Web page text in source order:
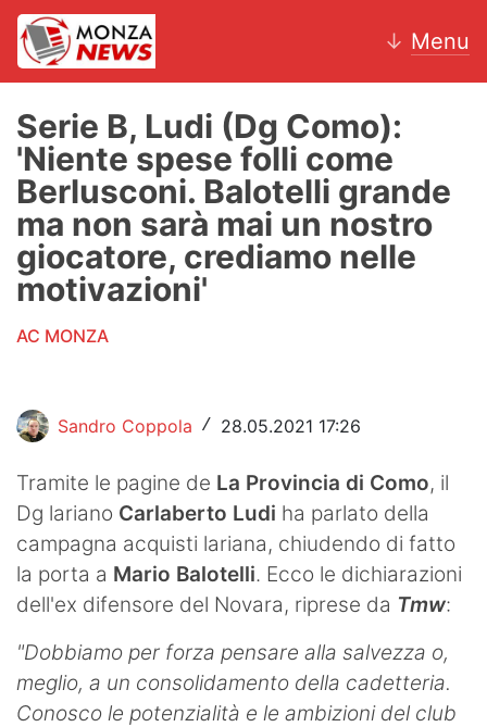
↓ Menu
News
AC Monza
Calcio
Motori
Hockey
Altri sport
Hockey
Pallanuoto
Pallamano
Altre
News
Serie B, Ludi (Dg Como):
'Niente spese folli come
Berlusconi. Balotelli grande
ma non sarà mai un nostro
giocatore, crediamo nelle
motivazioni'
AC MONZA
Sandro Coppola / 28.05.2021 17:26
Tramite le pagine de La Provincia di Como, il
Dg lariano Carlaberto Ludi ha parlato della
campagna acquisti lariana, chiudendo di fatto
la porta a Mario Balotelli. Ecco le dichiarazioni
dell'ex difensore del Novara, riprese da Tmw:
"Dobbiamo per forza pensare alla salvezza o,
meglio, a un consolidamento della cadetteria.
Conosco le potenzialità e le ambizioni del club